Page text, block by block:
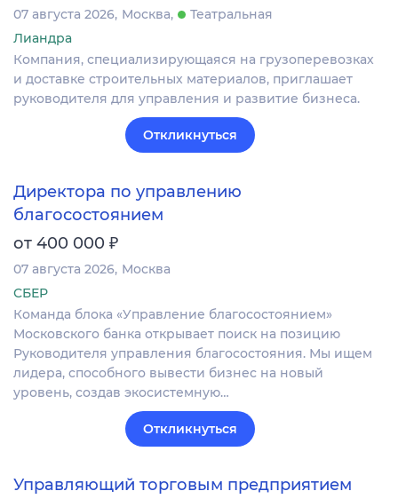
07 августа 2026 Москва
Театральная
Лиандра
Компания, специализирующаяся на грузоперевозках
и доставке строительных материалов, приглашает
руководителя для управления и развитие бизнеса.
Откликнуться
Директора по управлению
благосостоянием
от 400 000 ₽
07 августа 2026 Москва
СБЕР
Команда блока «Управление благосостоянием»
Московского банка открывает поиск на позицию
Руководителя управления благосостояния. Мы ищем
лидера, способного вывести бизнес на новый
уровень, создав экосистемную…
Откликнуться
Управляющий торговым предприятием